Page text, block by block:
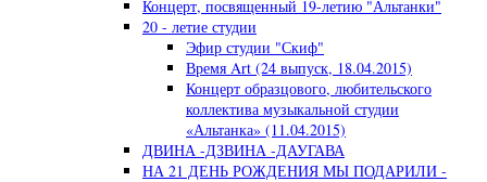
Концерт, посвященный 19-летию "Альтанки"
20 - летие студии
Эфир студии "Скиф"
Время Art (24 выпуск, 18.04.2015)
Концерт образцового, любительского
коллектива музыкальной студии
«Альтанка» (11.04.2015)
ДВИНА -ДЗВИНА -ДАУГАВА
НА 21 ДЕНЬ РОЖДЕНИЯ МЫ ПОДАРИЛИ -